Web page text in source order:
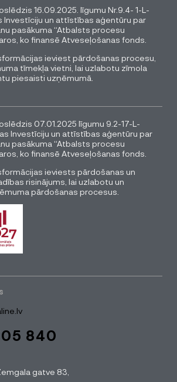
16.09.2025. līgumu Nr.9.4- 1-L-
Investīciju un attīstības aģentūru par
pasākuma “Atbalsts procesu
ko finansē Atveseļošanas fonds.
ieviest pārdošanas procesu,
tīmekļa vietni, lai uzlabotu zīmola
piesaisti uzņēmumā.
07.01.2025 līgumu 9.2-17-L-
Investīciju un attīstības aģentūru par
pasākuma “Atbalsts procesu
ko finansē Atveseļošanas fonds.
ieviests pārdošanas un
risinājums, lai uzlabotu un
pārdošanas procesus.
840
gatve 83,